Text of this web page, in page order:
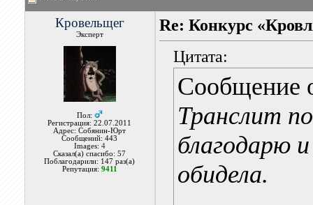
Кровельщег
Эксперт
Пол:
Регистрация: 22.07.2011
Адрес: Собянин-Юрт
Сообщений: 443
Images: 4
Сказал(а) спасибо: 57
Поблагодарили: 147 раз(а)
Репутация: 9411
Re: Конкурс
Цитата:
Сообщение
Транслит
благодарю
обидела.